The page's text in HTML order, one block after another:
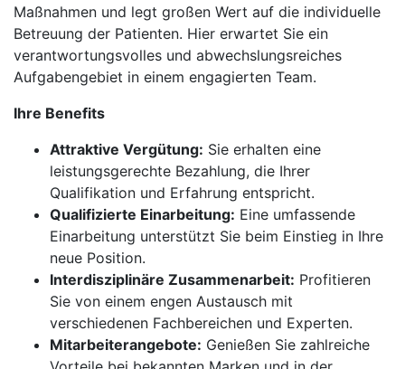
Maßnahmen und legt großen Wert auf die individuelle
Betreuung der Patienten. Hier erwartet Sie ein
verantwortungsvolles und abwechslungsreiches
Aufgabengebiet in einem engagierten Team.
Ihre Benefits
Attraktive Vergütung: Sie erhalten eine
leistungsgerechte Bezahlung, die Ihrer
Qualifikation und Erfahrung entspricht.
Qualifizierte Einarbeitung: Eine umfassende
Einarbeitung unterstützt Sie beim Einstieg in Ihre
neue Position.
Interdisziplinäre Zusammenarbeit: Profitieren
Sie von einem engen Austausch mit
verschiedenen Fachbereichen und Experten.
Mitarbeiterangebote: Genießen Sie zahlreiche